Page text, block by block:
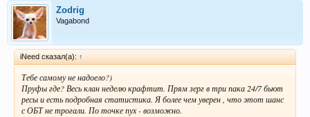
Zodrig
Vagabond
iNeed сказал(а): ↑
Тебе самому не надоело?)
Пруфы где? Весь клан неделю крафтит. Прям зерг в три пака 24/7 бьют
ресы и есть подробная статистика. Я более чем уверен , что этот шанс
с ОБТ не трогали. По точке пух - возможно.